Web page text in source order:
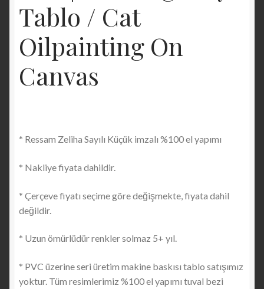
Tablo / Cat
Oilpainting On
Canvas
* Ressam Zeliha Sayılı Küçük imzalı %100 el yapımı
* Nakliye fiyata dahildir.
* Çerçeve fiyatı seçime göre değişmekte, fiyata dahil
değildir.
* Uzun ömürlüdür renkler solmaz 5+ yıl.
* PVC üzerine seri üretim makine baskısı tablo satışımız
yoktur. Tüm resimlerimiz %100 el yapımı tuval bezi